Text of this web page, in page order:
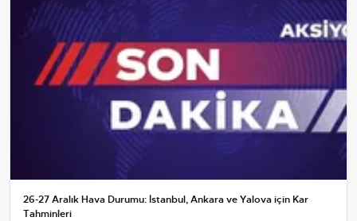
26-27 Aralık Hava Durumu: İstanbul, Ankara ve Yalova için Kar
Tahminleri